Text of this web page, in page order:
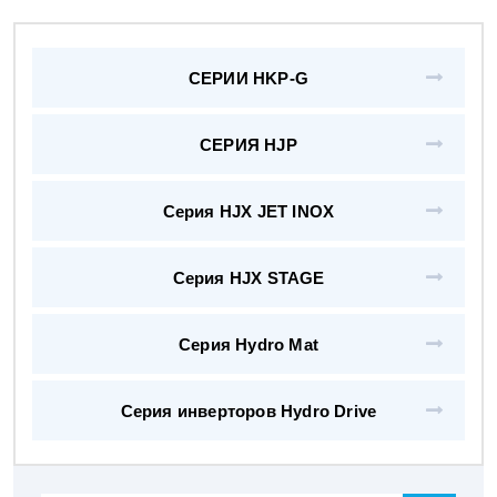
СЕРИИ HKP-G
СЕРИЯ HJP
Серия HJX JET INOX
Серия HJX STAGE
Серия Hydro Mat
Серия инверторов Hydro Drive